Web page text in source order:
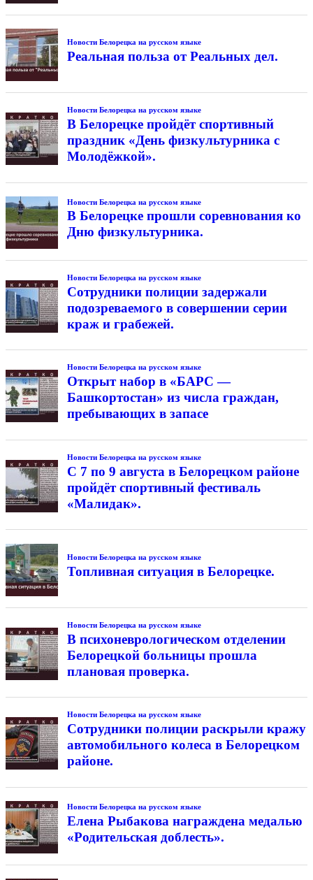
Новости Белорецка на русском языке
Реальная польза от Реальных дел.
Новости Белорецка на русском языке
В Белорецке пройдёт спортивный
праздник «День физкультурника с
Молодёжкой».
Новости Белорецка на русском языке
В Белорецке прошли соревнования ко
Дню физкультурника.
Новости Белорецка на русском языке
Сотрудники полиции задержали
подозреваемого в совершении серии
краж и грабежей.
Новости Белорецка на русском языке
Открыт набор в «БАРС —
Башкортостан» из числа граждан,
пребывающих в запасе
Новости Белорецка на русском языке
С 7 по 9 августа в Белорецком районе
пройдёт спортивный фестиваль
«Малидак».
Новости Белорецка на русском языке
Топливная ситуация в Белорецке.
Новости Белорецка на русском языке
В психоневрологическом отделении
Белорецкой больницы прошла
плановая проверка.
Новости Белорецка на русском языке
Сотрудники полиции раскрыли кражу
автомобильного колеса в Белорецком
районе.
Новости Белорецка на русском языке
Елена Рыбакова награждена медалью
«Родительская доблесть».